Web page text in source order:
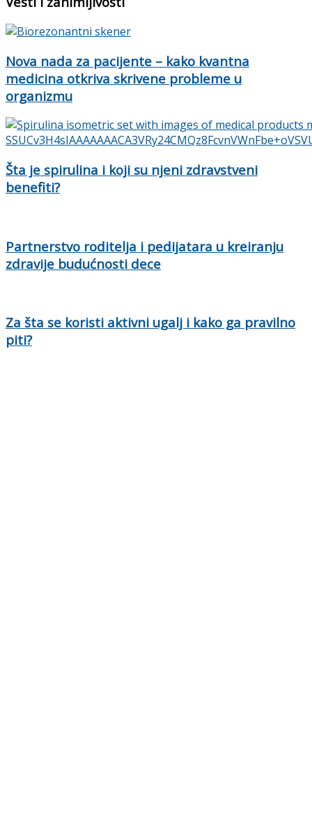
Nova nada za pacijente – kako kvantna
medicina otkriva skrivene probleme u
organizmu
Šta je spirulina i koji su njeni zdravstveni
benefiti?
Partnerstvo roditelja i pedijatara u kreiranju
zdravije budućnosti dece
Za šta se koristi aktivni ugalj i kako ga pravilno
piti?